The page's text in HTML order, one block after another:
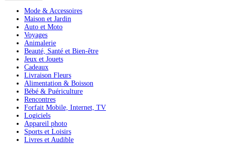
Mode & Accessoires
Maison et Jardin
Auto et Moto
Voyages
Animalerie
Beauté, Santé et Bien-être
Jeux et Jouets
Cadeaux
Livraison Fleurs
Alimentation & Boisson
Bébé & Puériculture
Rencontres
Forfait Mobile, Internet, TV
Logiciels
Appareil photo
Sports et Loisirs
Livres et Audible